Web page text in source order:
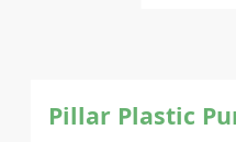
Pillar Plastic